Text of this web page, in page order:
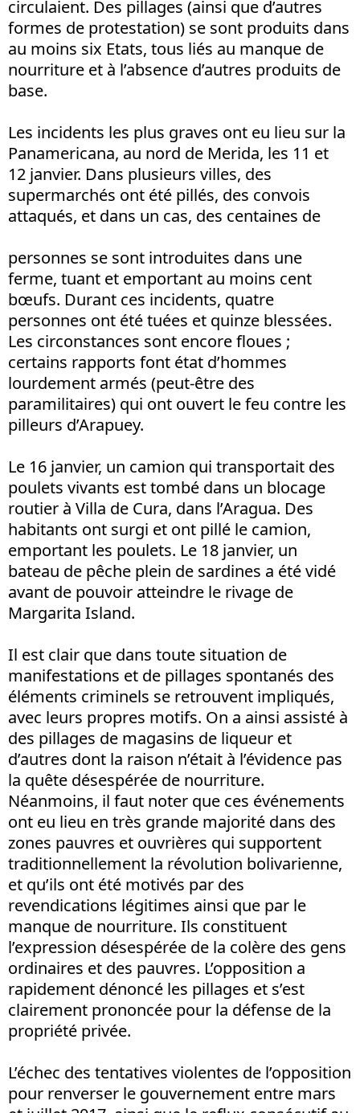
circulaient. Des pillages (ainsi que d’autres
formes de protestation) se sont produits dans
au moins six Etats, tous liés au manque de
nourriture et à l’absence d’autres produits de
base.
Les incidents les plus graves ont eu lieu sur la
Panamericana, au nord de Merida, les 11 et
12 janvier. Dans plusieurs villes, des
supermarchés ont été pillés, des convois
attaqués, et dans un cas, des centaines de
personnes se sont introduites dans une
ferme, tuant et emportant au moins cent
bœufs. Durant ces incidents, quatre
personnes ont été tuées et quinze blessées.
Les circonstances sont encore floues ;
certains rapports font état d’hommes
lourdement armés (peut-être des
paramilitaires) qui ont ouvert le feu contre les
pilleurs d’Arapuey.
Le 16 janvier, un camion qui transportait des
poulets vivants est tombé dans un blocage
routier à Villa de Cura, dans l’Aragua. Des
habitants ont surgi et ont pillé le camion,
emportant les poulets. Le 18 janvier, un
bateau de pêche plein de sardines a été vidé
avant de pouvoir atteindre le rivage de
Margarita Island.
Il est clair que dans toute situation de
manifestations et de pillages spontanés des
éléments criminels se retrouvent impliqués,
avec leurs propres motifs. On a ainsi assisté à
des pillages de magasins de liqueur et
d’autres dont la raison n’était à l’évidence pas
la quête désespérée de nourriture.
Néanmoins, il faut noter que ces événements
ont eu lieu en très grande majorité dans des
zones pauvres et ouvrières qui supportent
traditionnellement la révolution bolivarienne,
et qu’ils ont été motivés par des
revendications légitimes ainsi que par le
manque de nourriture. Ils constituent
l’expression désespérée de la colère des gens
ordinaires et des pauvres. L’opposition a
rapidement dénoncé les pillages et s’est
clairement prononcée pour la défense de la
propriété privée.
L’échec des tentatives violentes de l’opposition
pour renverser le gouvernement entre mars